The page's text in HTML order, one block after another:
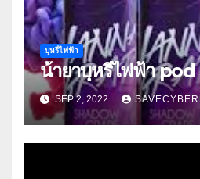
บุหรี่ไฟฟ้า
น้ํายาบุหรี่ไฟฟ้า pod
SEP 2, 2022 SAVECYBER